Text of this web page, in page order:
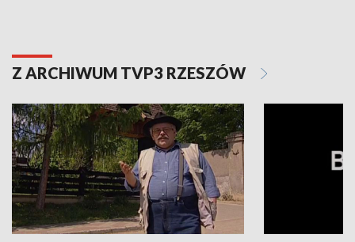
Z ARCHIWUM TVP3 RZESZÓW